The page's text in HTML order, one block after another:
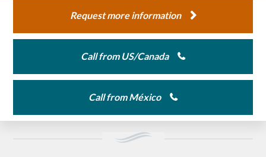
Request more information
Call from US/Canada
Call from México